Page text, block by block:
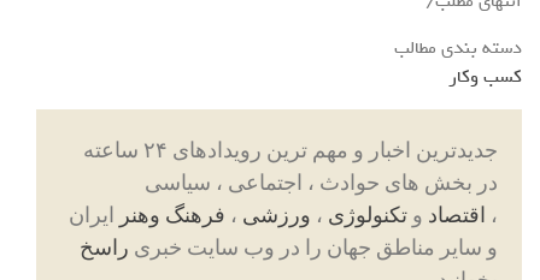
دسته بندی مطالب
کسب وکار
جدیدترین اخبار و مهم ترین رویدادهای ۲۴ ساعته
در بخش های حوادث ، اجتماعی ، سیاسی
، اقتصاد و تکنولوژی ، ورزشی ، فرهنگ وهنر ایران
و سایر مناطق جهان را در وب سایت خبری راسخ